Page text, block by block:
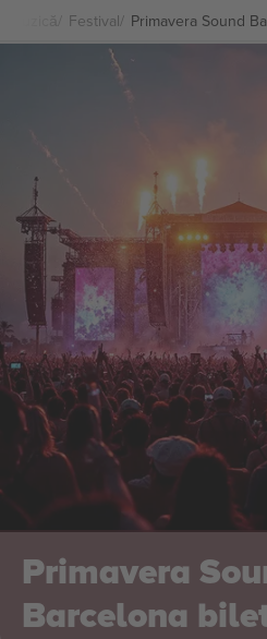
Festival Primavera Sound
Primavera
Barcelona